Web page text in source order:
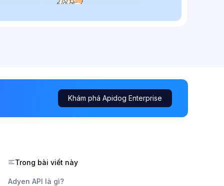
Khám phá Apidog Enterprise
Trong bài viết này
Adyen API là gì?